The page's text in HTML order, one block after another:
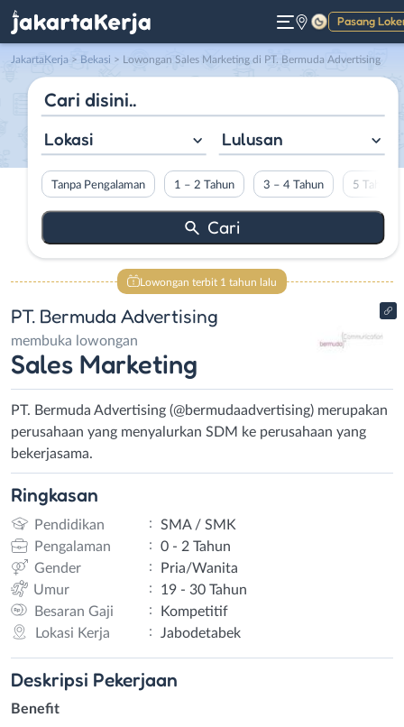
Pasang
Gelap
JakartaKerja > Bekasi > Lowongan Sales Marketing di PT. Bermuda Advertising
Lokasi Lulusan
Tanpa Pengalaman 1 – 2 Tahun 3 – 4 Tahun 5 Tahun
Lowongan terbit 1 tahun lalu
PT. Bermuda Advertising
membuka lowongan
Sales Marketing
PT. Bermuda Advertising (@bermudaadvertising) merupakan
perusahaan yang menyalurkan SDM ke perusahaan yang
bekerjasama.
Ringkasan
Pendidikan :
SMA / SMK
Pengalaman
:
0 - 2 Tahun
Gender
:
Pria/Wanita
Umur
:
19 - 30 Tahun
Besaran Gaji
:
Kompetitif
Lokasi Kerja
: Jabodetabek
Deskripsi Pekerjaan
Benefit